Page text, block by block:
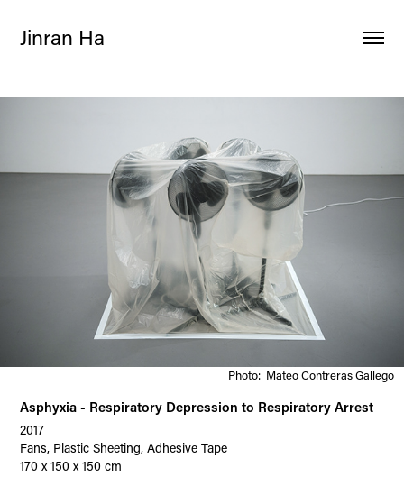
Jinran Ha
Photo: Mateo Contreras Gallego
Asphyxia - Respiratory Depression to Respiratory Arrest
2017
Fans, Plastic Sheeting, Adhesive Tape
170 x 150 x 150 cm